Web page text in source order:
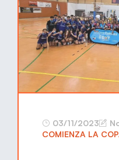
03/11/2023
COMIENZA LA